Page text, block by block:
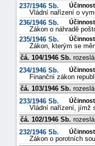
237/1946 Sb.
Vládní nařízení o
236/1946 Sb.
Zákon o náhradě
235/1946 Sb.
Zákon, kterým se
čá. 104/1946 Sb.
234/1946 Sb.
Finanční zákon
čá. 103/1946 Sb.
233/1946 Sb.
Vládní nařízení, jímž
čá. 102/1946 Sb.
232/1946 Sb.
Zákon o porotních